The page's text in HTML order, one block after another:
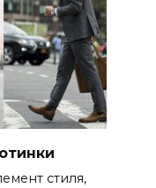
стиля,